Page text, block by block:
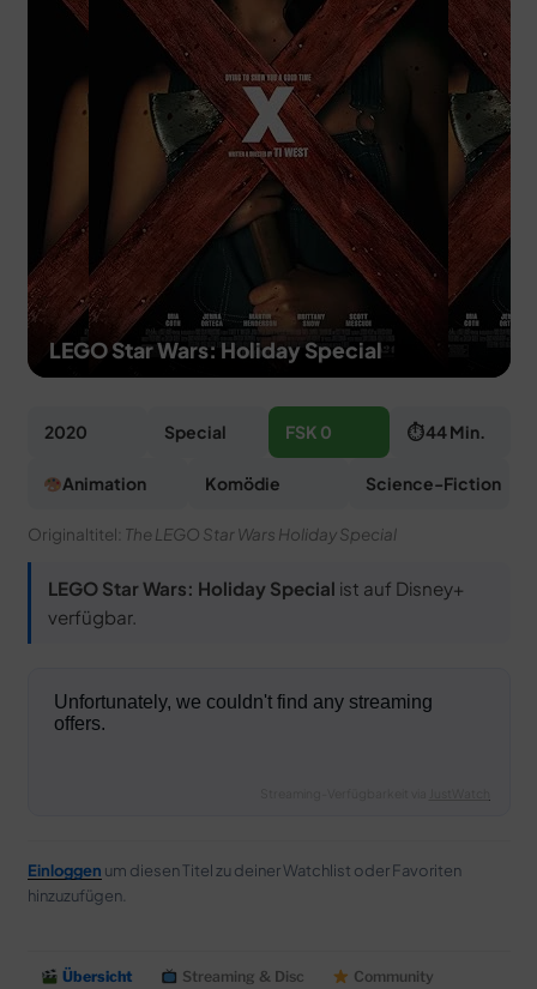
MEIN HQ
50
LEGO Star Wars: Holiday Special
2020 Special FSK 0 ⏱ 44 Min.
Animation Komödie Science-Fiction
Originaltitel: The LEGO Star Wars Holiday Special
LEGO Star Wars: Holiday Special ist auf Disney+
verfügbar.
Einloggen um diesen Titel zu deiner Watchlist oder Favoriten
hinzuzufügen.
Übersicht Streaming & Disc Community